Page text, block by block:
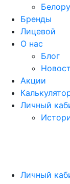
Бренды
Лицевой
О нас
Блог
Акции
Личный
Личный